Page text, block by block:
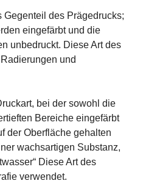
Gegenteil des Prägedrucks;
eingefärbt und die
unbedruckt. Diese Art des
und
bei der sowohl die
Bereiche eingefärbt
der Oberfläche gehalten
wachsartigen Substanz,
Diese Art des
verwendet.